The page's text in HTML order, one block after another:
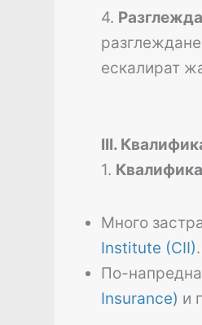
4.
ескалират
III.
1.
Много
Institute (CII)
По-
Insurance) и